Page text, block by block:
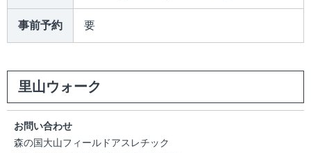
事前予約 要
里山ウォーク
お問い合わせ
森の国大山フィールドアスレチック